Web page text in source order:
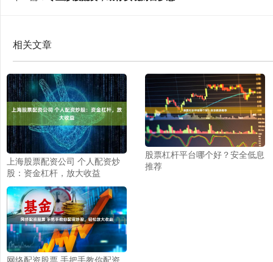
相关文章
上海股票配资公司 个人配资炒
股：资金杠杆，放大收益
股票杠杆平台哪个好？安全低息
推荐